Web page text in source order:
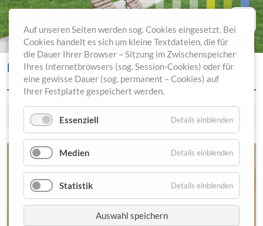
ERWEITERUNG DER EINGLIEDERUNGSHILFE
04.10.2021
Auf unseren Seiten werden sog. Cookies eingesetzt. Bei
Cookies handelt es sich um kleine Textdateien, die für
die Dauer Ihrer Browser – Sitzung im Zwischenspeicher
Ihres Internetbrowsers (sog. Session-Cookies) oder für
eine gewisse Dauer (sog. permanent – Cookies) auf
Ihrer Festplatte gespeichert werden.
Essenziell Details einblenden
Medien Details einblenden
Statistik Details einblenden
Auswahl speichern